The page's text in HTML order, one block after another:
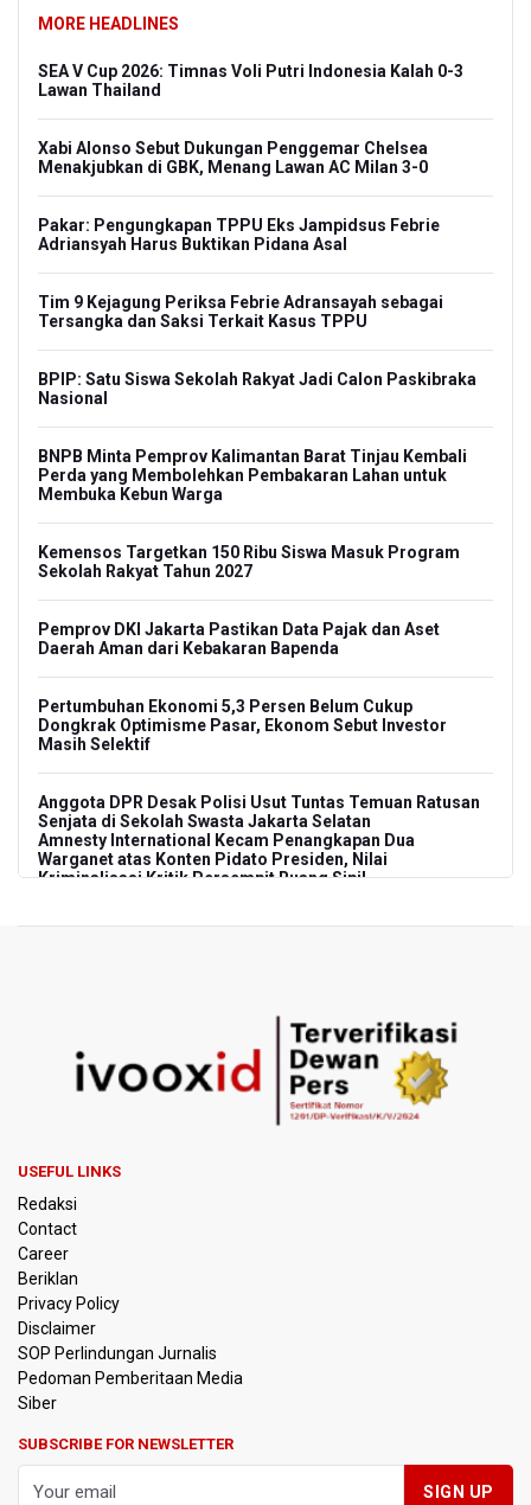
MORE HEADLINES
SEA V Cup 2026: Timnas Voli Putri Indonesia Kalah 0-3
Lawan Thailand
Xabi Alonso Sebut Dukungan Penggemar Chelsea
Menakjubkan di GBK, Menang Lawan AC Milan 3-0
Pakar: Pengungkapan TPPU Eks Jampidsus Febrie
Adriansyah Harus Buktikan Pidana Asal
Tim 9 Kejagung Periksa Febrie Adransayah sebagai
Tersangka dan Saksi Terkait Kasus TPPU
BPIP: Satu Siswa Sekolah Rakyat Jadi Calon Paskibraka
Nasional
BNPB Minta Pemprov Kalimantan Barat Tinjau Kembali
Perda yang Membolehkan Pembakaran Lahan untuk
Membuka Kebun Warga
Kemensos Targetkan 150 Ribu Siswa Masuk Program
Sekolah Rakyat Tahun 2027
Pemprov DKI Jakarta Pastikan Data Pajak dan Aset
Daerah Aman dari Kebakaran Bapenda
Pertumbuhan Ekonomi 5,3 Persen Belum Cukup
Dongkrak Optimisme Pasar, Ekonom Sebut Investor
Masih Selektif
Anggota DPR Desak Polisi Usut Tuntas Temuan Ratusan
Senjata di Sekolah Swasta Jakarta Selatan
Amnesty International Kecam Penangkapan Dua
Warganet atas Konten Pidato Presiden, Nilai
Kriminalisasi Kritik Persempit Ruang Sipil
Febrie Adriansyah Dicecar Puluhan Pertanyaan Saat
Diperiksa di Kejagung Sebagai Tersangka
BGN Proses Pemberhentian Tidak Hormat 66 Kepala
SPPG, Sudaryono: Tidak Ada Toleransi bagi Pelanggaran
Lawan Vietnam 3-2
Kebakaran Landa Gedung Bapenda DKI Jakarta
PSSI Evaluasi TImnas Indonesia Setelah Gagal Tembus
Semifinal Piala AFF 2026
Timnas Indonesia Tersingkir di Piala AFF 2026 Setelah
Nasional
USEFUL LINKS
Redaksi
Contact
Career
Beriklan
Privacy Policy
Disclaimer
SOP Perlindungan Jurnalis
Pedoman Pemberitaan Media
Siber
SUBSCRIBE FOR NEWSLETTER